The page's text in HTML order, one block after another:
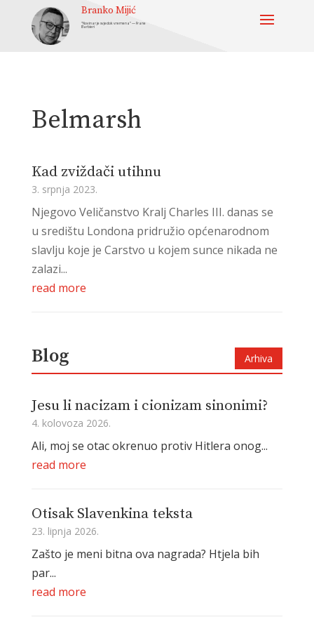
Branko Mijić
“Novinar je svjedok vremena” — Frane
Barbieri
Belmarsh
Kad zviždači utihnu
3. srpnja 2023.
Njegovo Veličanstvo Kralj Charles III. danas se
u središtu Londona pridružio općenarodnom
slavlju koje je Carstvo u kojem sunce nikada ne
zalazi...
read more
Blog Arhiva
Jesu li nacizam i cionizam sinonimi?
4. kolovoza 2026.
Ali, moj se otac okrenuo protiv Hitlera onog...
read more
Otisak Slavenkina teksta
23. lipnja 2026.
Zašto je meni bitna ova nagrada? Htjela bih
par...
read more